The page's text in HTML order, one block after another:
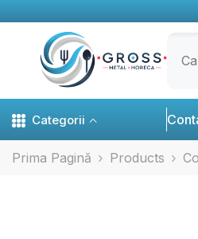
Categorii
Prima Pagină Products